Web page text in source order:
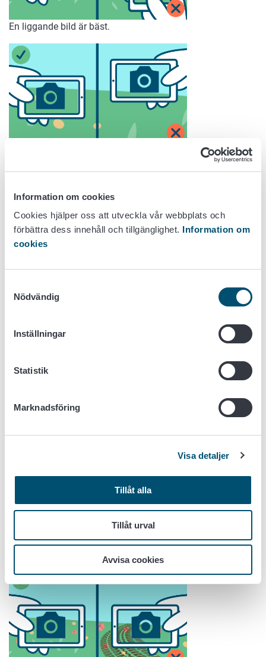
Information om cookies
Cookies hjälper oss att utveckla vår webbplats och
förbättra dess innehåll och tillgänglighet. Information om
cookies
Nödvändig
Inställningar
Statistik
Marknadsföring
Visa detaljer
Tillåt alla
Tillåt urval
Avvisa cookies
En liggande bild är bäst.
Horisonten får gärna synas, men i övrigt lönar det sig inte
Du kan kontrollera hur bilden blev och ta nya bilder tills du
är nöjd.